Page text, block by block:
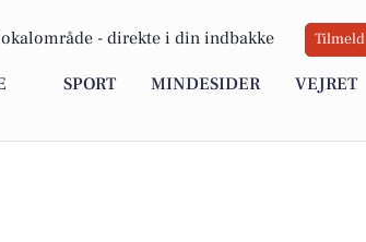
- direkte i din indbakke Tilmeld
SPORT MINDESIDER VEJRET